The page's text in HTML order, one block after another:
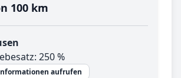
100 km
250 %
aufrufen